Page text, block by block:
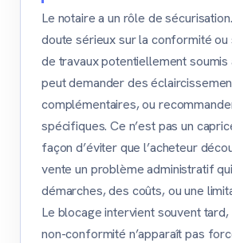
Le notaire a un rôle de
doute sérieux sur la conformité ou
de travaux potentiellement soumis
peut demander des
complémentaires, ou
spécifiques. Ce n’est pas un
façon d’éviter que l’acheteur
vente un problème administratif
démarches, des coûts, ou une
Le blocage intervient souvent
non-conformité n’apparaît pas